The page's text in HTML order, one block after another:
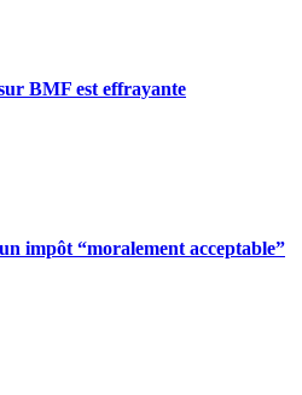
BMF est effrayante
impôt “moralement acceptable”